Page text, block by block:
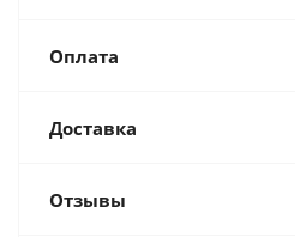
Оплата
Доставка
Отзывы